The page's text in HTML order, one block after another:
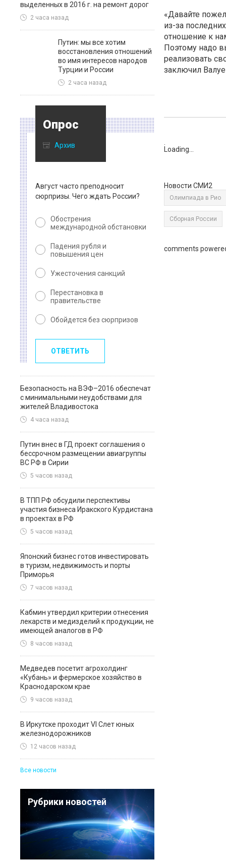
выделенных в 2016 г. на ремонт дорог
2 часа назад
Путин: мы все хотим
восстановления отношений
во имя интересов народов
Турции и России
2 часа назад
Опрос
Архив
Август часто преподносит
сюрпризы. Чего ждать России?
Обострения
международной обстановки
Падения рубля и
повышения цен
Ужесточения санкций
Перестановка в
правительстве
Обойдется без сюрпризов
ОТВЕТИТЬ
Безопасность на ВЭФ–2016 обеспечат
с минимальными неудобствами для
жителей Владивостока
4 часа назад
Путин внес в ГД проект соглашения о
бессрочном размещении авиагруппы
ВС РФ в Сирии
5 часов назад
В ТПП РФ обсудили перспективы
участия бизнеса Иракского Курдистана
в проектах в РФ
5 часов назад
Японский бизнес готов инвестировать
в туризм, недвижимость и порты
Приморья
7 часов назад
Кабмин утвердил критерии отнесения
лекарств и медизделий к продукции, не
имеющей аналогов в РФ
8 часов назад
Медведев посетит агрохолдинг
«Кубань» и фермерское хозяйство в
Краснодарском крае
9 часов назад
В Иркутске проходит VI Слет юных
железнодорожников
12 часов назад
Все новости
Рубрики новостей
«Давайте
из-за
отношение к
Поэтому надо
реализовать
заключил
: Loading...
Новости СМИ2
Олимпиада в Рио
Сборная России
comments